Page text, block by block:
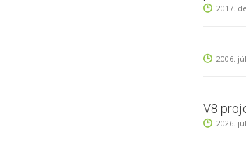
2017.
2006.
V8
2026.